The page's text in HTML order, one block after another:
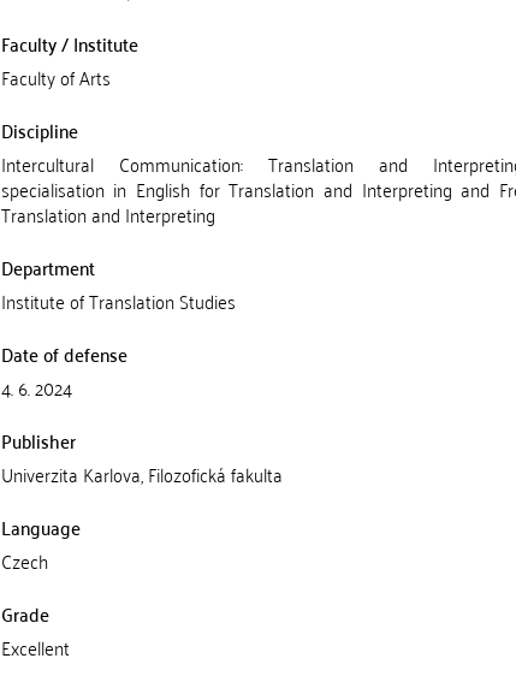
Faculty / Institute
Faculty of Arts
Discipline
Intercultural Communication: Translation and
specialisation in English for Translation and Interpreting and
Translation and Interpreting
Department
Institute of Translation Studies
Date of defense
4. 6. 2024
Publisher
Univerzita Karlova, Filozofická fakulta
Language
Czech
Grade
Excellent